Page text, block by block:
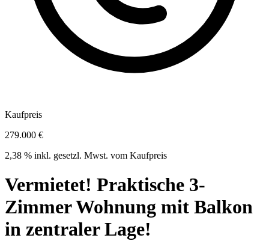
Kaufpreis
279.000 €
2,38 % inkl. gesetzl. Mwst. vom Kaufpreis
Vermietet! Praktische 3-
Zimmer Wohnung mit Balkon
in zentraler Lage!